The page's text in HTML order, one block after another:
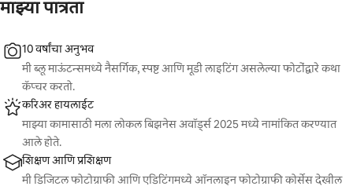
माझ्या पात्रता
10 वर्षांचा अनुभव
मी ब्लू माऊंटन्समध्ये नैसर्गिक, स्पष्ट आणि मूडी लाइटिंग असलेल्या फोटोंद्वारे कथा
कॅप्चर करतो.
करिअर हायलाईट
माझ्या कामासाठी मला लोकल बिझनेस अवॉर्ड्स 2025 मध्ये नामांकित करण्यात
आले होते.
शिक्षण आणि प्रशिक्षण
मी डिजिटल फोटोग्राफी आणि एडिटिंगमध्ये ऑनलाइन फोटोग्राफी कोर्सेस देखील